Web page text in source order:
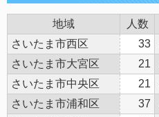
地域 人数
さいたま市西区
33
さいたま市大宮区
21
さいたま市中央区
21
さいたま市浦和区
37